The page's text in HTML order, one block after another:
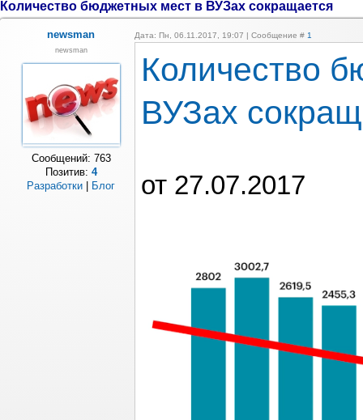
Количество бюджетных мест в ВУЗах сокращается
newsman Дата: Пн, 06.11.2017, 19:07 | Сообщение # 1
newsman
Сообщений: 763
Позитив: 4
Разработки
Блог
Количество
ВУЗах
от 27.07.2017